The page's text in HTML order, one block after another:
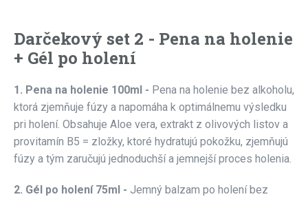
Darčekový set 2 - Pena na holenie
+ Gél po holení
1. Pena na holenie 100ml - Pena na holenie bez alkoholu,
ktorá zjemňuje fúzy a napomáha k optimálnemu výsledku
pri holení. Obsahuje Aloe vera, extrakt z olivových listov a
provitamín B5 = zložky, ktoré hydratujú pokožku, zjemňujú
fúzy a tým zaručujú jednoduchší a jemnejší proces holenia.
2. Gél po holení 75ml - Jemný balzam po holení bez